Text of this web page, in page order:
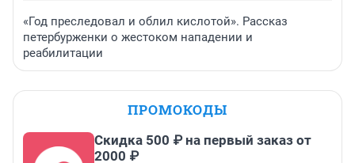
«Год преследовал и облил кислотой». Рассказ
петербурженки о жестоком нападении и
реабилитации
ПРОМОКОДЫ
Скидка 500 ₽ на первый заказ от
2000 ₽